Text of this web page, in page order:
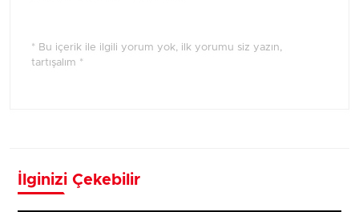
* Bu içerik ile ilgili yorum yok, ilk yorumu siz yazın,
tartışalım *
İlginizi Çekebilir